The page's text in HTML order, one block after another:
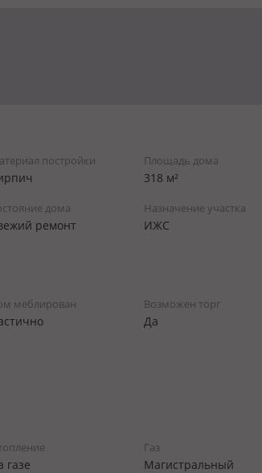
постройки Площадь дома
318 м²
дома
ремонт
Назначение участка
ИЖС
меблирован Возможен торг
Да
газе
Газ
Магистральный